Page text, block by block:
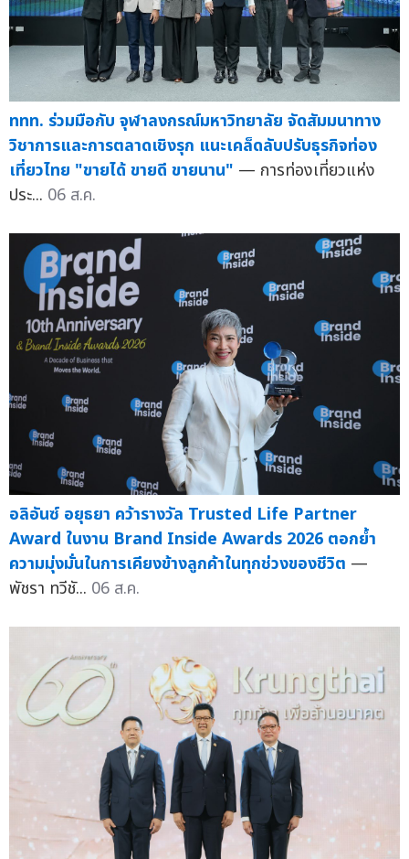
ททท. ร่วมมือกับ จุฬาลงกรณ์มหาวิทยาลัย จัดสัมมนาทาง
วิชาการและการตลาดเชิงรุก แนะเคล็ดลับปรับธุรกิจท่อง
เที่ยวไทย "ขายได้ ขายดี ขายนาน" — การท่องเที่ยวแห่ง
ประ... 06 ส.ค.
อลิอันซ์ อยุธยา คว้ารางวัล Trusted Life Partner
Award ในงาน Brand Inside Awards 2026 ตอกย้ำ
ความมุ่งมั่นในการเคียงข้างลูกค้าในทุกช่วงของชีวิต —
พัชรา ทวีชั... 06 ส.ค.